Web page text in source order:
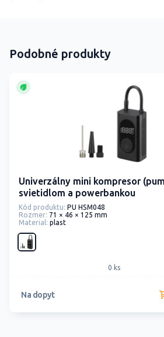
Podobné produkty
Univerzálny mini kompresor
svietidlom a powerbankou
Kód produktu: PU HSM048
Rozmer: 71 × 46 × 125 mm
Material: plast
0 ks
Na dopyt